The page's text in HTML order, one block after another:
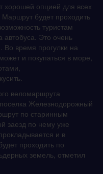
хорошей опцией для всех
будет проходить
туристам
автобуса. Это очень
Во время прогулки на
и покупаться в море,
веломаршрута
Железнодорожный
по старинным
заезд по нему уже
и в
проходить по
земель, отметил